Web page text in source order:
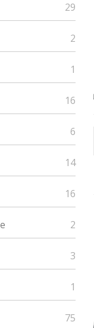
29
2
1
16
6
14
16
2
3
1
75